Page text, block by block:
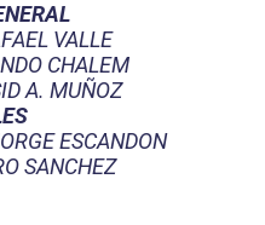
VALLE
CHALEM
A. MUÑOZ
ESCANDON
SANCHEZ